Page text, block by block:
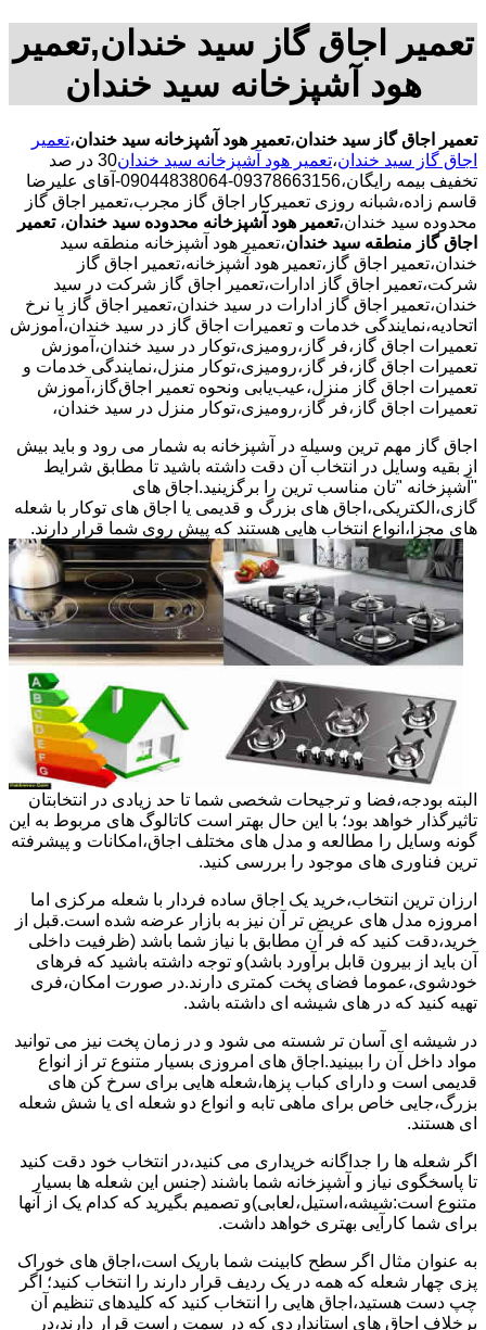
تعمیر اجاق گاز سید خندان,تعمیر
هود آشپزخانه سید خندان
تعمیر اجاق گاز سید خندان،تعمیر هود آشپزخانه سید خندان،تعمیر
اجاق گاز سید خندان،تعمیر هود آشپزخانه سید خندان
30 در صد
تخفیف بیمه رایگان،09378663156-09044838064-آقای علیرضا
قاسم زاده،شبانه روزی تعمیرکار اجاق گاز مجرب،تعمیر اجاق گاز
محدوده سید خندان،تعمیر هود آشپزخانه محدوده سید خندان، تعمیر
اجاق گاز منطقه سید خندان،تعمیر هود آشپزخانه منطقه سید
خندان،تعمیر اجاق گاز،تعمیر هود آشپزخانه،تعمیر اجاق گاز
شرکت،تعمیر اجاق گاز ادارات،تعمیر اجاق گاز شرکت در سید
خندان،تعمیر اجاق گاز ادارات در سید خندان،تعمیر اجاق گاز با نرخ
اتحادیه،نمایندگی خدمات و تعمیرات اجاق گاز در سید خندان،آموزش
تعمیرات اجاق گاز،فر گاز،رومیزی،توکار در سید خندان،آموزش
تعمیرات اجاق گاز،فر گاز،رومیزی،توکار منزل،نمایندگی خدمات و
تعمیرات اجاق گاز منزل،عیب‌یابی ونحوه تعمیر اجاق‌گاز،آموزش
تعمیرات اجاق گاز،فر گاز،رومیزی،توکار منزل در سید خندان،
اجاق گاز مهم ترین وسیله در آشپزخانه به شمار می رود و باید بیش
از بقیه وسایل در انتخاب آن دقت داشته باشید تا مطابق شرایط
"آشپزخانه "تان مناسب ترین را برگزینید.اجاق های
گازی،الکتریکی،اجاق های بزرگ و قدیمی یا اجاق های توکار با شعله
های مجزا،انواع انتخاب هایی هستند که پیش روی شما قرار دارند.
البته بودجه،فضا و ترجیحات شخصی شما تا حد زیادی در انتخابتان
تاثیرگذار خواهد بود؛ با این حال بهتر است کاتالوگ های مربوط به این
گونه وسایل را مطالعه و مدل های مختلف اجاق،امکانات و پیشرفته
ترین فناوری های موجود را بررسی کنید.
ارزان ترین انتخاب،خرید یک اجاق ساده فردار با شعله مرکزی اما
امروزه مدل های عریض تر آن نیز به بازار عرضه شده است.قبل از
خرید،دقت کنید که فر آن مطابق با نیاز شما باشد (ظرفیت داخلی
آن باید از بیرون قابل برآورد باشد)و توجه داشته باشید که فرهای
خودشوی،عموما فضای پخت کمتری دارند.در صورت امکان،فری
تهیه کنید که در های شیشه ای داشته باشد.
در شیشه ای آسان تر شسته می شود و در زمان پخت نیز می توانید
مواد داخل آن را ببینید.اجاق های امروزی بسیار متنوع تر از انواع
قدیمی است و دارای کباب پزها،شعله هایی برای سرخ کن های
بزرگ،جایی خاص برای ماهی تابه و انواع دو شعله ای یا شش شعله
ای هستند.
اگر شعله ها را جداگانه خریداری می کنید،در انتخاب خود دقت کنید
تا پاسخگوی نیاز و آشپزخانه شما باشند (جنس این شعله ها بسیار
متنوع است:شیشه،استیل،لعابی)و تصمیم بگیرید که کدام یک از آنها
برای شما کارآیی بهتری خواهد داشت.
به عنوان مثال اگر سطح کابینت شما باریک است،اجاق های خوراک
پزی چهار شعله که همه در یک ردیف قرار دارند را انتخاب کنید؛ اگر
چپ دست هستید،اجاق هایی را انتخاب کنید که کلیدهای تنظیم آن
برخلاف اجاق های استانداردی که در سمت راست قرار دارند،در